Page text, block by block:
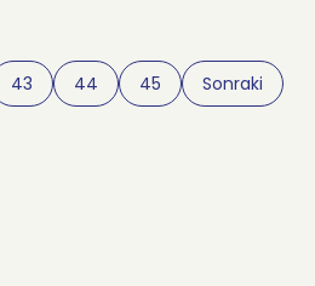
43 44 45 Sonraki